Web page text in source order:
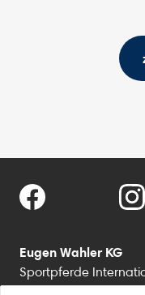
Eugen Wahler KG
Sportpferde